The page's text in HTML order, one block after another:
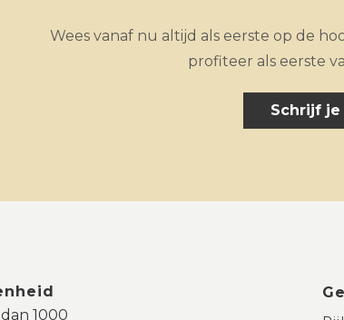
Wees vanaf nu altijd als eerste op de
profiteer als eerste
Schrijf je
1000